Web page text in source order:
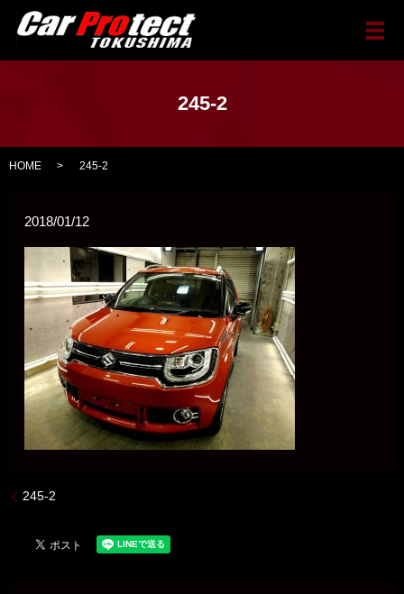
メ
245-2
HOME 245-2
2018/01/12
245-2